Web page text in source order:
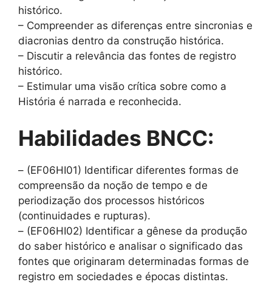
histórico.
– Compreender as diferenças entre sincronias e
diacronias dentro da construção histórica.
– Discutir a relevância das fontes de registro
histórico.
– Estimular uma visão crítica sobre como a
História é narrada e reconhecida.
Habilidades BNCC:
– (EF06HI01) Identificar diferentes formas de
compreensão da noção de tempo e de
periodização dos processos históricos
(continuidades e rupturas).
– (EF06HI02) Identificar a gênese da produção
do saber histórico e analisar o significado das
fontes que originaram determinadas formas de
registro em sociedades e épocas distintas.